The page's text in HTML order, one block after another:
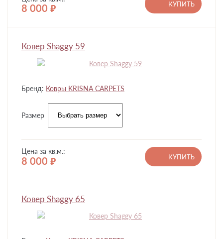
8 000 руб.
КУПИТЬ
Ковер Shaggy 59
Бренд: Ковры KRISNA CARPETS
Размер
Цена за кв.м.:
8 000 руб.
КУПИТЬ
Ковер Shaggy 65